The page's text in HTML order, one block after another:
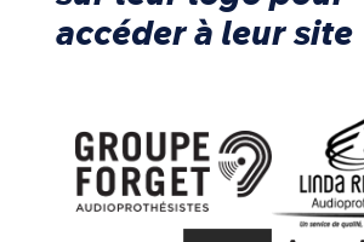
accéder à leur site